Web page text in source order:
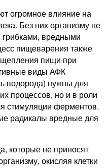
огромное влияние на
Без них организму не
грибками, вредными
пищеварения также
пищи при
виды АФК
водорода) нужны для
процессов, но и в роли
стимуляции ферментов.
радикалы вредные для
которые не приносят
окисляя клетки